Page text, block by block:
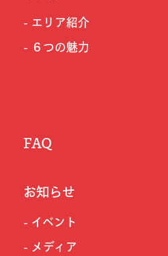
エリア紹介
６つの魅力
FAQ
お知らせ
イベント
メディア